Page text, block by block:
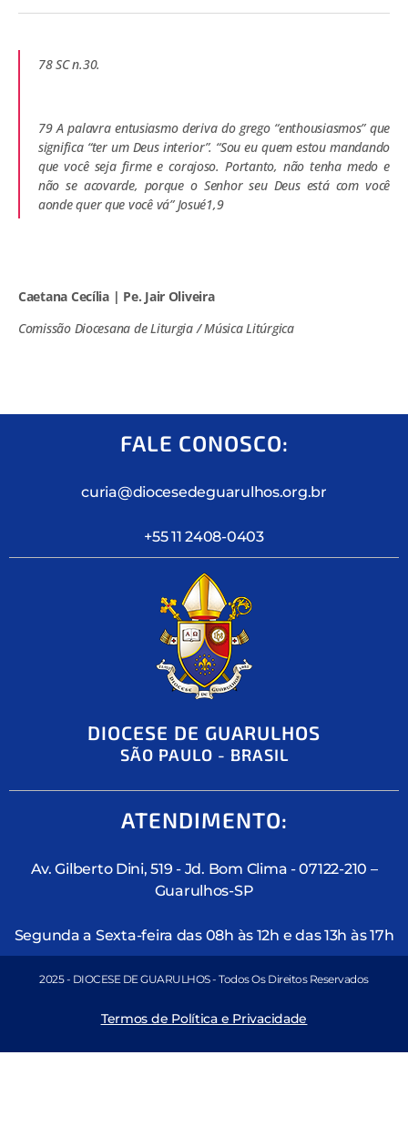
78 SC n.30.
79 A palavra entusiasmo deriva do grego “enthousiasmos” que
significa “ter um Deus interior”. “Sou eu quem estou mandando
que você seja firme e corajoso. Portanto, não tenha medo e
não se acovarde, porque o Senhor seu Deus está com você
aonde quer que você vá” Josué1,9
Caetana Cecília | Pe. Jair Oliveira
Comissão Diocesana de Liturgia / Música Litúrgica
FALE CONOSCO:
curia@diocesedeguarulhos.org.br
+55 11 2408-0403
DIOCESE DE GUARULHOS
SÃO PAULO - BRASIL
ATENDIMENTO:
Av. Gilberto Dini, 519 - Jd. Bom Clima - 07122-210 –
Guarulhos-SP
Segunda a Sexta-feira das 08h às 12h e das 13h às 17h
2025 - DIOCESE DE GUARULHOS - Todos Os Direitos Reservados
Termos de Política e Privacidade